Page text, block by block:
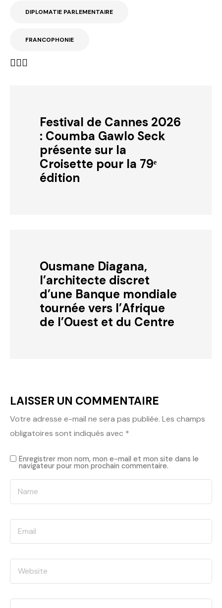
DIPLOMATIE PARLEMENTAIRE
FRANCOPHONIE
Festival de Cannes 2026
: Coumba Gawlo Seck
présente sur la
Croisette pour la 79ᵉ
édition
Ousmane Diagana,
l’architecte discret
d’une Banque mondiale
tournée vers l’Afrique
de l’Ouest et du Centre
LAISSER UN COMMENTAIRE
Votre adresse e-mail ne sera pas publiée. Les champs
obligatoires sont indiqués avec *
Enregistrer mon nom, mon e-mail et mon site dans le
navigateur pour mon prochain commentaire.